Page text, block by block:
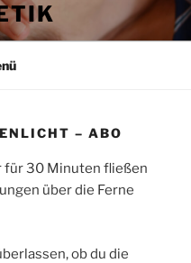
– ABO
für 30 Minuten fließen
über die Ferne
ob du die